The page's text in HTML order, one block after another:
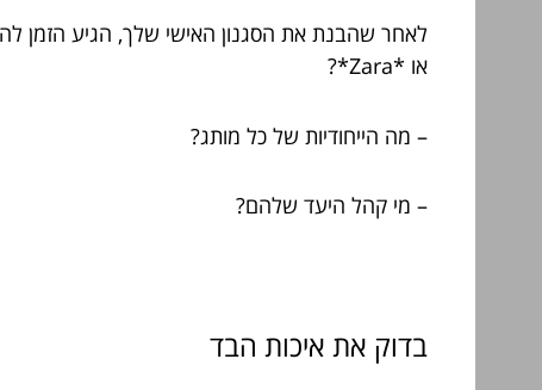
או *Zara*?
– מה הייחודיות של כל מותג?
– מי קהל היעד שלהם?
בדוק את איכות הבד